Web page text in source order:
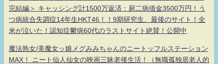
完結編＞ キャッシング計1500万返済：厨二病借金3500万円！う
つ病統合失調症14年生HKT46！！9期研究生、最後のサイト！全
米が泣いた！認知症鬱病60代のラストサイト絶賛！公開中
魔法熟女/美魔女ッ娘メグみみちゃんのニートッフルステーション
MAX！ ニート仙人仙女の映画三昧老後生活！（無職孤独居老人的